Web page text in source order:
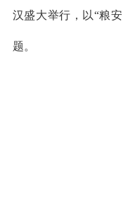
汉盛大举行，以“粮
题。